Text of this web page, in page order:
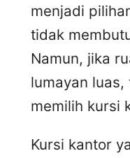
menjadi
tidak
Namun, jika
lumayan luas,
memilih kursi
Kursi kantor